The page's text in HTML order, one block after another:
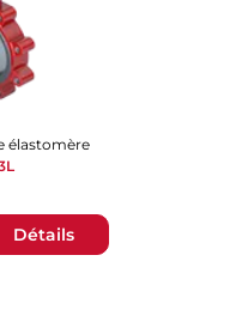
Détails
élastomère